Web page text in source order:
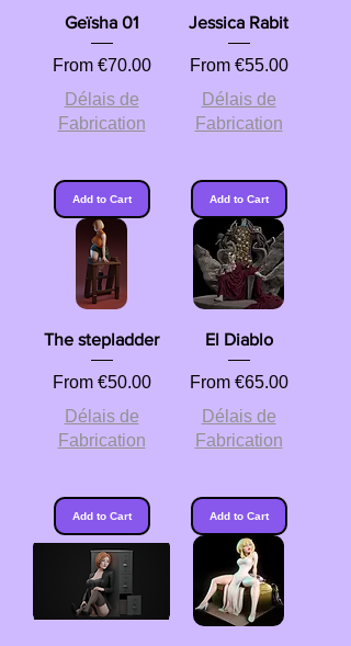
Geïsha 01
From €70.00
Sale Price
Délais de
Fabrication
Add to Cart
Jessica Rabit
From €55.00
Sale Price
Délais de
Fabrication
Add to Cart
The stepladder
From €50.00
Sale Price
Délais de
Fabrication
Add to Cart
El Diablo
From €65.00
Sale Price
Délais de
Fabrication
Add to Cart